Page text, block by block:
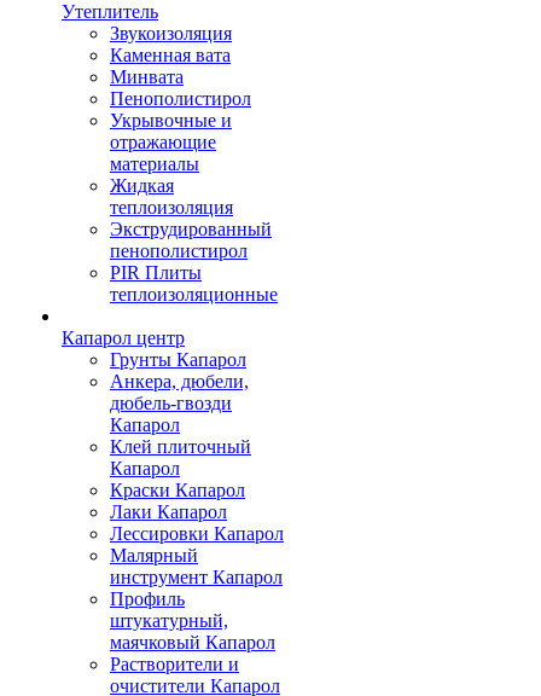
Утеплитель
Звукоизоляция
Каменная вата
Минвата
Пенополистирол
Укрывочные и
отражающие
материалы
Жидкая
теплоизоляция
Экструдированный
пенополистирол
PIR Плиты
теплоизоляционные
Капарол центр
Грунты Капарол
Анкера, дюбели,
дюбель-гвозди
Капарол
Клей плиточный
Капарол
Краски Капарол
Лаки Капарол
Лессировки Капарол
Малярный
инструмент Капарол
Профиль
штукатурный,
маячковый Капарол
Растворители и
очистители Капарол